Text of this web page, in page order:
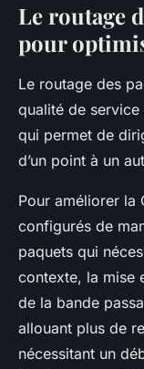
Le routage
pour
Le routage des
qualité de service
qui permet de
d’un point à un
Pour améliorer la
configurés de
paquets qui
contexte, la mise
de la bande
allouant plus de
nécessitant un